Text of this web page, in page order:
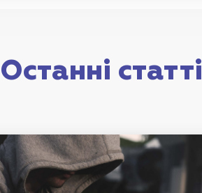
Останні статті